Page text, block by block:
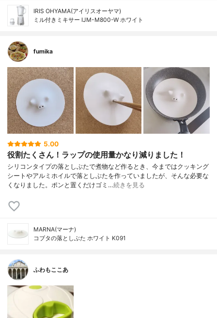
IRIS OHYAMA(アイリスオーヤマ)
ミル付きミキサー IJM-M800-W ホワイト
fumika
5.00
役割たくさん！ラップの使用量かなり減りました！
シリコンタイプの落としぶたで煮物など作るとき、今まではクッキング
シートやアルミホイルで落としぶたを作っていましたが、そんな必要な
くなりました。ポンと置くだけゴミ…続きを見る
MARNA(マーナ)
コブタの落としぶた ホワイト K091
ふわもここあ